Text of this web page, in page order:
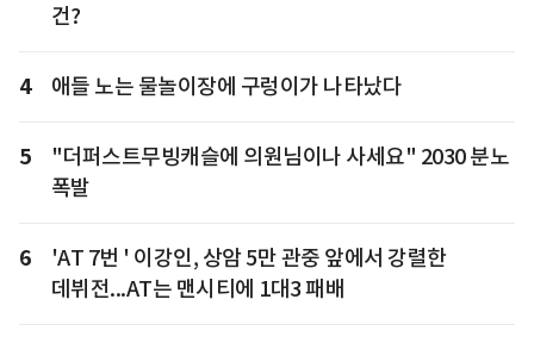
건?
4 애들 노는 물놀이장에 구렁이가 나타났다
5
"더퍼스트무빙캐슬에 의원님이나 사세요" 2030 분노
폭발
6
'AT 7번 ' 이강인, 상암 5만 관중 앞에서 강렬한
데뷔전...AT는 맨시티에 1대3 패배